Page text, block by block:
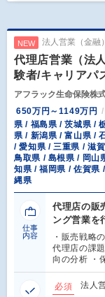
NEW 法人営業（金融）
代理店営業（法
験者/キャリアパ
アフラック生命保険株
650万円～1149万円
県 / 福島県 / 茨城県 /
県 / 新潟県 / 富山県 /
/ 愛知県 / 三重県 / 滋
鳥取県 / 島根県 / 岡山
知県 / 福岡県 / 佐賀県
縄県
仕事
内容
代理店の販
ング営業を
・販売戦略
代理店の課
向の分析 ・
必須 法人